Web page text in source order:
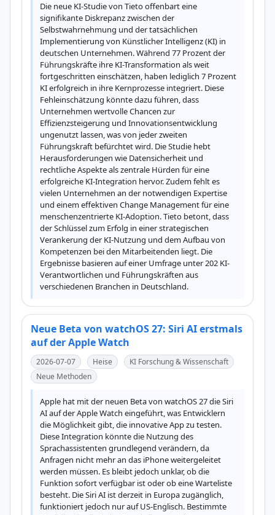
Die neue KI-Studie von Tieto offenbart eine
signifikante Diskrepanz zwischen der
Selbstwahrnehmung und der tatsächlichen
Implementierung von Künstlicher Intelligenz (KI) in
deutschen Unternehmen. Während 77 Prozent der
Führungskräfte ihre KI-Transformation als weit
fortgeschritten einschätzen, haben lediglich 7 Prozent
KI erfolgreich in ihre Kernprozesse integriert. Diese
Fehleinschätzung könnte dazu führen, dass
Unternehmen wertvolle Chancen zur
Effizienzsteigerung und Innovationsentwicklung
ungenutzt lassen, was von jeder zweiten
Führungskraft befürchtet wird. Die Studie hebt
Herausforderungen wie Datensicherheit und
rechtliche Aspekte als zentrale Hürden für eine
erfolgreiche KI-Integration hervor. Zudem fehlt es
vielen Unternehmen an der notwendigen Expertise
und einem effektiven Change Management für eine
menschenzentrierte KI-Adoption. Tieto betont, dass
der Schlüssel zum Erfolg in einer strategischen
Verankerung der KI-Nutzung und dem Aufbau von
Kompetenzen bei den Mitarbeitenden liegt. Die
Ergebnisse basieren auf einer Umfrage unter 202 KI-
Verantwortlichen und Führungskräften aus
verschiedenen Branchen in Deutschland.
Neue Beta von watchOS 27: Siri AI erstmals
auf der Apple Watch
2026-07-07 Heise
KI Forschung & Wissenschaft
Neue Methoden
Apple hat mit der neuen Beta von watchOS 27 die Siri
AI auf der Apple Watch eingeführt, was Entwicklern
die Möglichkeit gibt, die innovative App zu testen.
Diese Integration könnte die Nutzung des
Sprachassistenten grundlegend verändern, da
Anfragen nicht mehr an das iPhone weitergeleitet
werden müssen. Es bleibt jedoch unklar, ob die
Funktion sofort verfügbar ist oder ob eine Warteliste
besteht. Die Siri AI ist derzeit in Europa zugänglich,
funktioniert jedoch nur auf US-Englisch. Bestimmte